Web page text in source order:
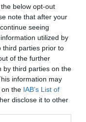
below opt-out
note that after your
seeing
utilized by
third parties prior to
of the further
by third parties on the
information may
on the IAB’s List of
disclose it to other
plats!